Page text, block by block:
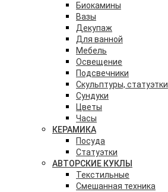
Биокамины
Вазы
Декупаж
Для ванной
Мебель
Освещение
Подсвечники
Скульптуры, статуэтки
Сундуки
Цветы
Часы
КЕРАМИКА
Посуда
Статуэтки
АВТОРСКИЕ КУКЛЫ
Текстильные
Смешанная техника